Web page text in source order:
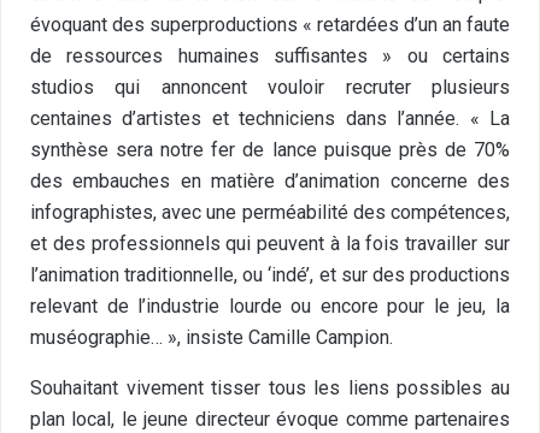
évoquant des superproductions « retardées d’un an faute
de ressources humaines suffisantes » ou certains
studios qui annoncent vouloir recruter plusieurs
centaines d’artistes et techniciens dans l’année. « La
synthèse sera notre fer de lance puisque près de 70%
des embauches en matière d’animation concerne des
infographistes, avec une perméabilité des compétences,
et des professionnels qui peuvent à la fois travailler sur
l’animation traditionnelle, ou ‘indé’, et sur des productions
relevant de l’industrie lourde ou encore pour le jeu, la
muséographie… », insiste Camille Campion.
Souhaitant vivement tisser tous les liens possibles au
plan local, le jeune directeur évoque comme partenaires